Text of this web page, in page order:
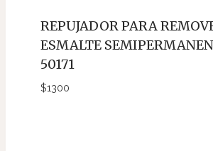
REPUJADOR PARA
ESMALTE
50171
$1300